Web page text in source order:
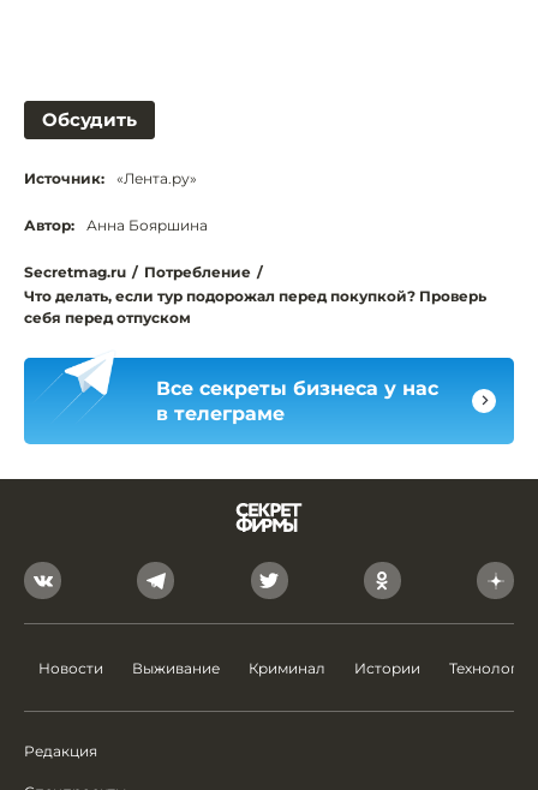
Обсудить
Источник: «Лента.ру»
Автор: Анна Бояршина
Secretmag.ru / Потребление /
Что делать, если тур подорожал перед покупкой? Проверь
себя перед отпуском
Все секреты бизнеса у нас
в телеграме
Новости Выживание Криминал Истории Технологии
Редакция